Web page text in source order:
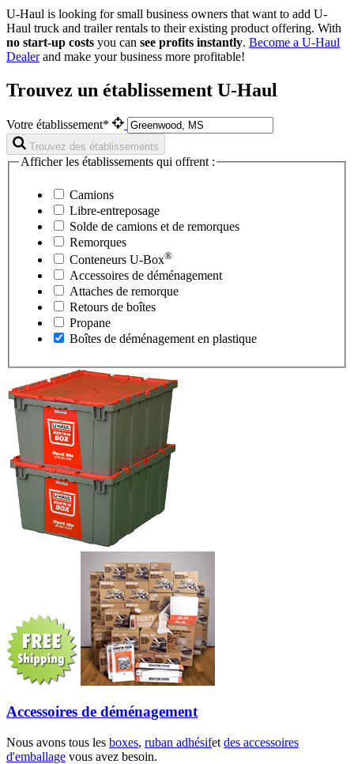
U-Haul is looking for small business owners that want to add U-
Haul truck and trailer rentals to their existing product offering. With
no start-up costs you can see profits instantly. Become a U-Haul
Dealerand make your business more profitable!
Trouvez un établissement U-Haul
Votre établissement*
Trouvez des établissements
Afficher les établissements qui offrent :
Camions
Libre-entreposage
Solde de camions et de remorques
Remorques
Conteneurs U-Box®
Accessoires de déménagement
Attaches de remorque
Retours de boîtes
Propane
Boîtes de déménagement en plastique
Accessoires de déménagement
Nous avons tous les boxes, ruban adhésifet des accessoires
d'emballage vous avez besoin.